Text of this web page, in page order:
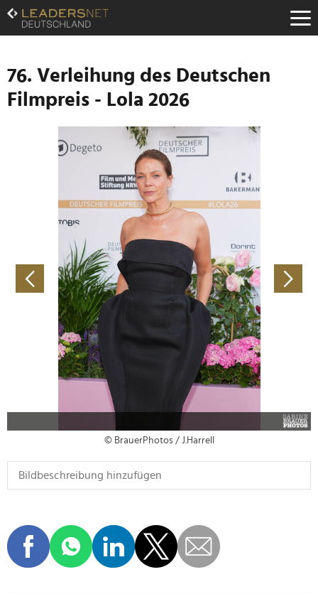
Zum
Inhalt
Zur
Navigation
Zur
Hauptnavigation
76. Verleihung des Deutschen
Filmpreis - Lola 2026
© BrauerPhotos / J.Harrell